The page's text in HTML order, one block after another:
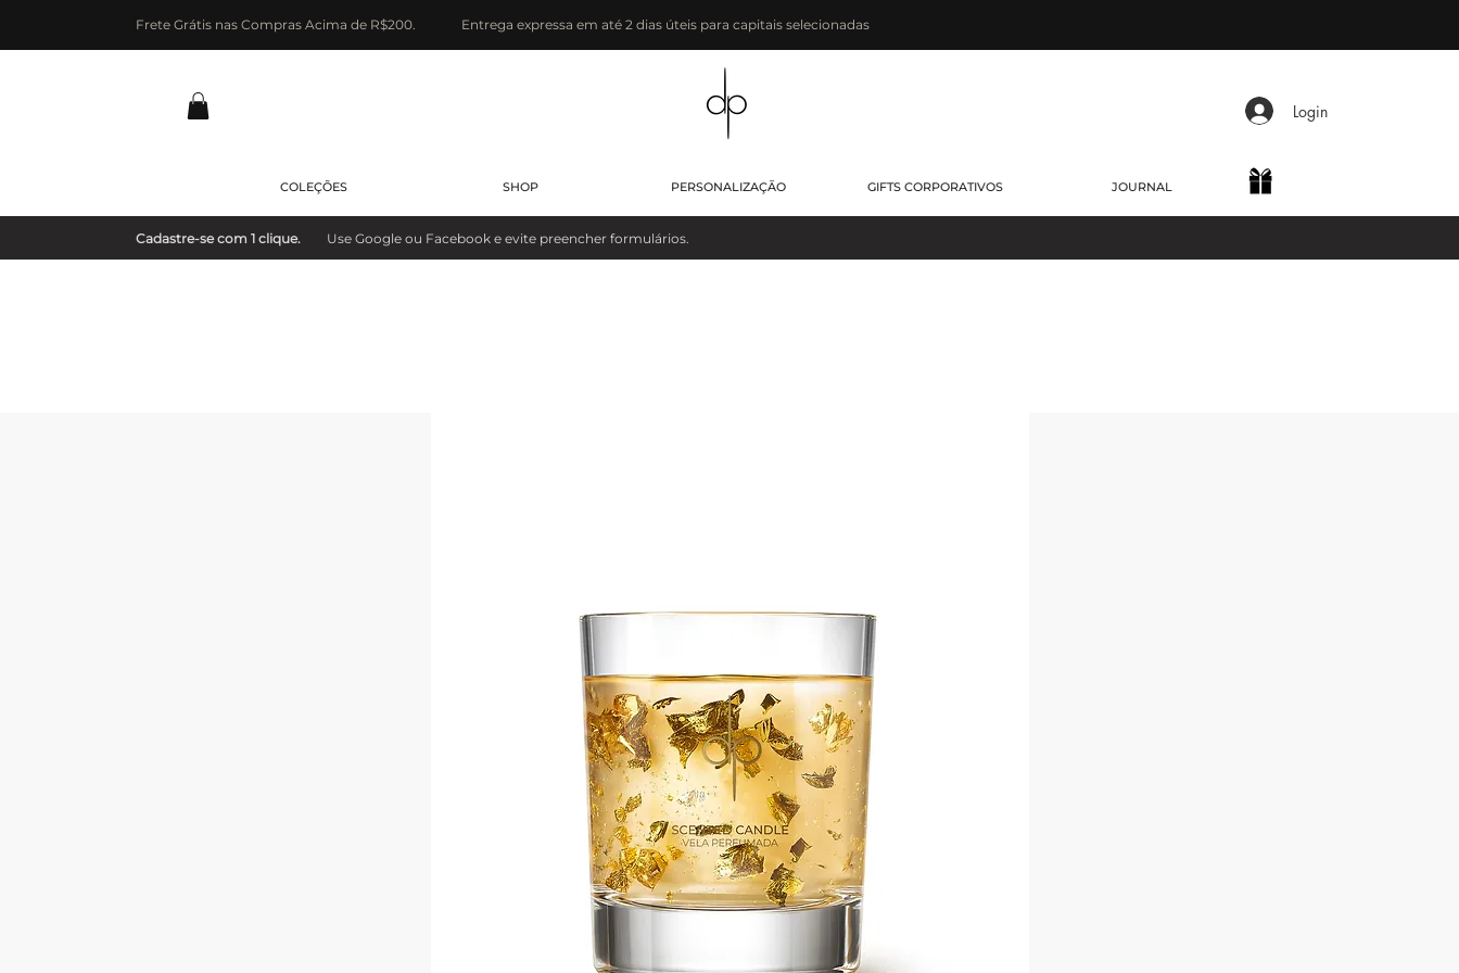
Frete Grátis nas Compras Acima de R$200. Entrega expressa em até 2 dias úteis para capitais selecionadas
Login
COLEÇÕES SHOP PERSONALIZAÇÃO GIFTS CORPORATIVOS JOURNAL
Cadastre-se com 1 clique. Use Google ou Facebook e evite preencher formulários.